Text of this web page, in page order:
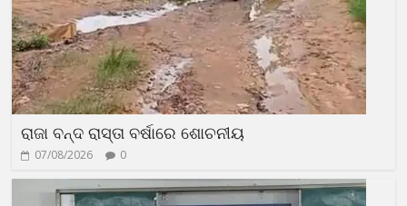
ରାଜା ବନ୍ଦ ରାସ୍ତା ବର୍ଷାରେ ଶୋଚନୀୟ
07/08/2026 0